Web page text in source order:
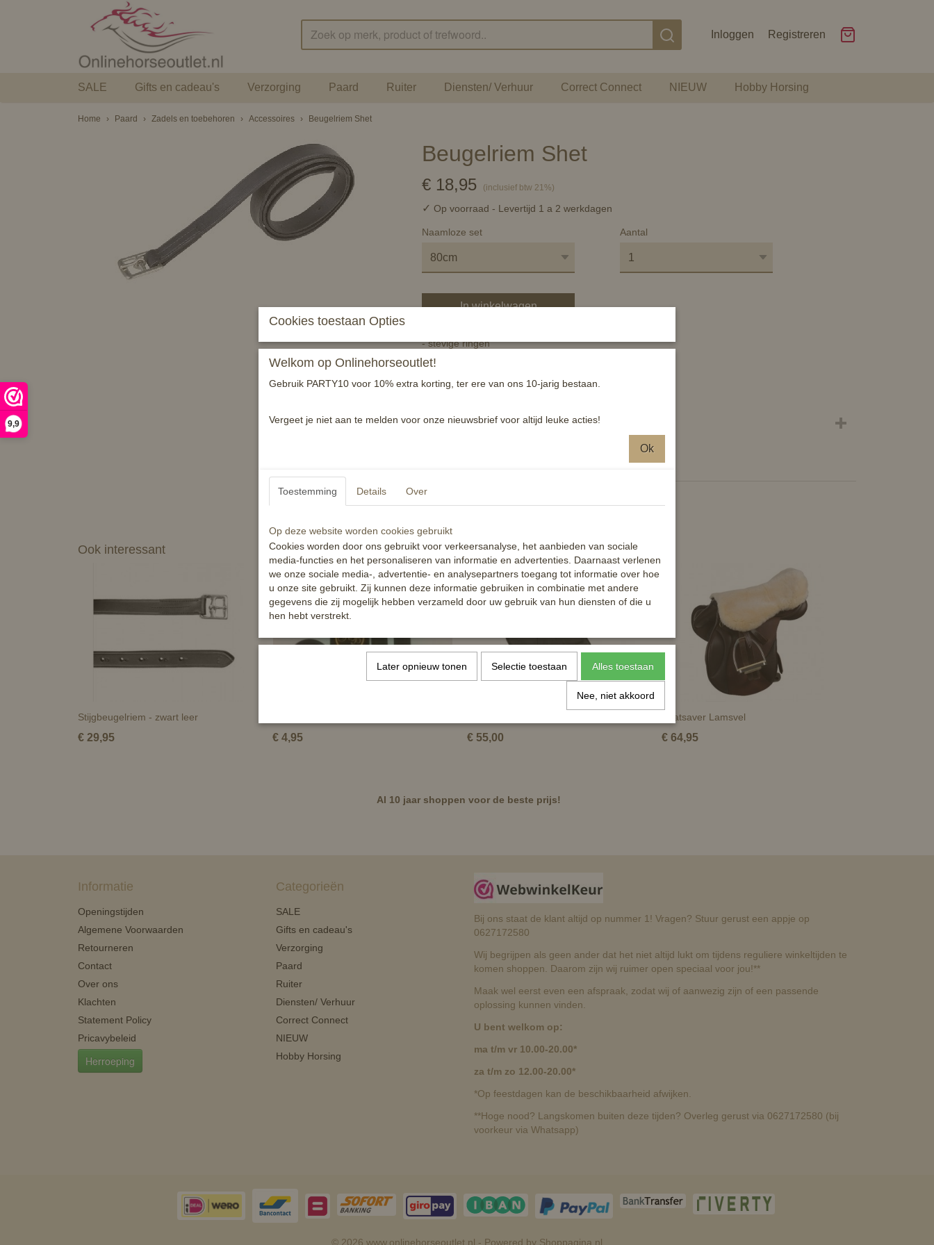
9,9
Inloggen Registreren
SALE Gifts en cadeau's Verzorging Paard Ruiter Diensten/ Verhuur Correct Connect NIEUW Hobby Horsing
Home › Paard › Zadels en toebehoren › Accessoires › Beugelriem Shet
Beugelriem Shet
€ 18,95 (inclusief btw 21%)
✓ Op voorraad - Levertijd 1 a 2 werkdagen
Naamloze set Aantal
In winkelwagen
- stevige ringen
- rundleer
Reacties
Ook interessant
Stijgbeugelriem - zwart leer
€ 29,95 € 4,95 € 55,00
Seatsaver Lamsvel
€ 64,95
Al 10 jaar shoppen voor de beste prijs!
Informatie
Openingstijden
Algemene Voorwaarden
Retourneren
Contact
Over ons
Klachten
Statement Policy
Pricavybeleid
Herroeping
Categorieën
SALE
Gifts en cadeau's
Verzorging
Paard
Ruiter
Diensten/ Verhuur
Correct Connect
NIEUW
Hobby Horsing
Bij ons staat de klant altijd op nummer 1! Vragen? Stuur gerust een appje op
0627172580
Wij begrijpen als geen ander dat het niet altijd lukt om tijdens reguliere winkeltijden te
komen shoppen. Daarom zijn wij ruimer open speciaal voor jou!**
Maak wel eerst even een afspraak, zodat wij of aanwezig zijn of een passende
oplossing kunnen vinden.
U bent welkom op:
ma t/m vr 10.00-20.00*
za t/m zo 12.00-20.00*
*Op feestdagen kan de beschikbaarheid afwijken.
**Hoge nood? Langskomen buiten deze tijden? Overleg gerust via 0627172580 (bij
voorkeur via Whatsapp)
© 2026 www.onlinehorseoutlet.nl - Powered by Shoppagina.nl
Cookies toestaan Opties
Welkom op Onlinehorseoutlet!
Gebruik PARTY10 voor 10% extra korting, ter ere van ons 10-jarig bestaan.
Vergeet je niet aan te melden voor onze nieuwsbrief voor altijd leuke acties!
Ok
Toestemming Details Over
Op deze website worden cookies gebruikt
Cookies worden door ons gebruikt voor verkeersanalyse, het aanbieden van sociale
media-functies en het personaliseren van informatie en advertenties. Daarnaast verlenen
we onze sociale media-, advertentie- en analysepartners toegang tot informatie over hoe
u onze site gebruikt. Zij kunnen deze informatie gebruiken in combinatie met andere
gegevens die zij mogelijk hebben verzameld door uw gebruik van hun diensten of die u
hen hebt verstrekt.
Later opnieuw tonen Selectie toestaan Alles toestaan
Nee, niet akkoord